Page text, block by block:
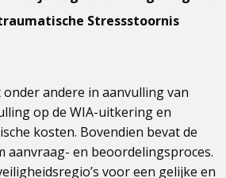
Stressstoornis
andere in aanvulling van
op de WIA-uitkering en
kosten. Bovendien bevat de
aanvraag- en beoordelingsproces.
voor een gelijke en